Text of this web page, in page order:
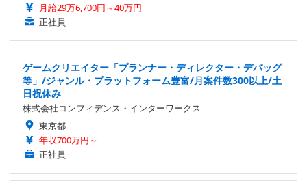
月給29万6,700円～40万円
正社員
ゲームクリエイター「プランナー・ディレクター・デバッグ
等」/ジャンル・プラットフォーム豊富/月案件数300以上/土
日祝休み
株式会社コンフィデンス・インターワークス
東京都
年収700万円～
正社員